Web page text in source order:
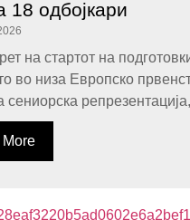
18 одбојкари
на стартот на
во низа Европско
сениорска
More